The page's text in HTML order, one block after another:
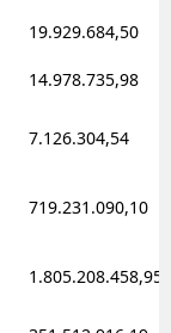
19.929.684,50
14.978.735,98
7.126.304,54
719.231.090,10
1.805.208.458,95